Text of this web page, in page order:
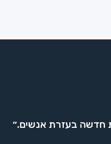
חדשה בעזרת אנשים.״